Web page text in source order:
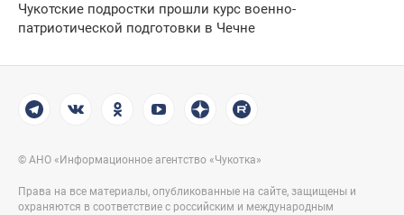
Чукотские подростки прошли курс военно-
патриотической подготовки в Чечне
© АНО «Информационное агентство «Чукотка»
Права на все материалы, опубликованные на сайте, защищены и
охраняются в соответствие с российским и международным